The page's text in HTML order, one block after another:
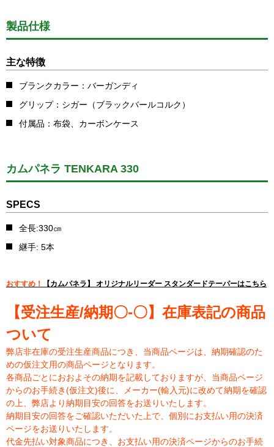
製品仕様
主な特徴
ブランクカラー：バーガンディ
グリップ：シガー（ブラックバールコルク）
付属品：布袋、カーボンケース
カムパネラ TENKARA 330
SPECS
全長:330㎝
継手: 5本
おすすめ！ 【カムパネラ】 オリジナルリーダー スタンダードテーパーはこちら
【受注生産/納期〇-〇】在庫表記の商品
ついて
弊店非在庫の受注生産商品につき、当商品ページは、納期確認のた
めの仮注文用の商品ページとなります。
各商品ごとにおおよその納期を記載しておりますが、当商品ページ
からのお手続き(仮注文)後に、メーカー(輸入元)に改めて納期を確認
の上、弊店より納期目安の回答をお送りいたします。
納期目安の回答をご確認いただいた上で、個別にお支払い用の決済
ページをお送りいたします。
代金先払い対象商品につき、お支払い用の決済ページからのお手続